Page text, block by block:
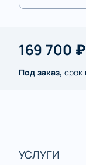
169 700 ₽
Под заказ, срок
УСЛУГИ